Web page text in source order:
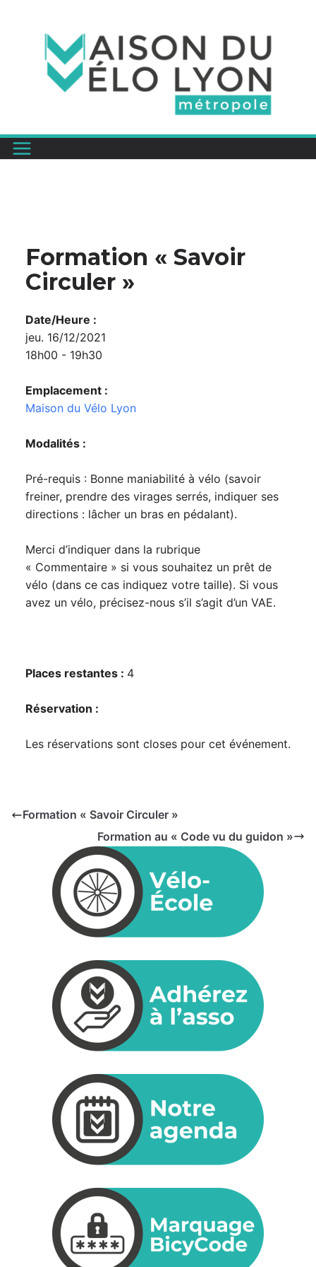
Formation « Savoir
Circuler »
Date/Heure :
jeu. 16/12/2021
18h00 - 19h30
Emplacement :
Maison du Vélo Lyon
Modalités :
Pré-requis : Bonne maniabilité à vélo (savoir
freiner, prendre des virages serrés, indiquer ses
directions : lâcher un bras en pédalant).
Merci d’indiquer dans la rubrique
« Commentaire » si vous souhaitez un prêt de
vélo (dans ce cas indiquez votre taille). Si vous
avez un vélo, précisez-nous s’il s’agit d’un VAE.
Places restantes : 4
Réservation :
Les réservations sont closes pour cet événement.
Formation « Savoir Circuler »
Formation au « Code vu du guidon »